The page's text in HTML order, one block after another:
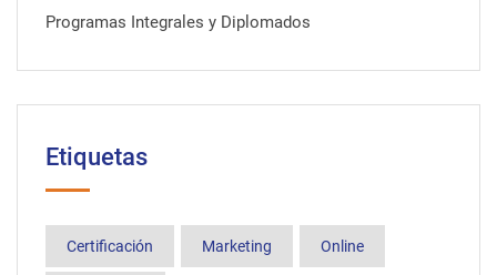
Programas Integrales y Diplomados
Etiquetas
Certificación Marketing Online